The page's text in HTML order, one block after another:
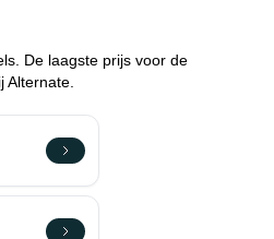
De laagste prijs voor de
Alternate.